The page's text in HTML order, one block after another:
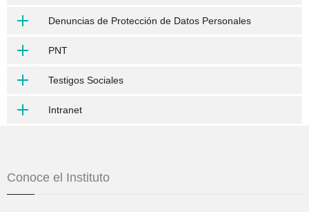
Denuncias de Protección de Datos Personales
PNT
Testigos Sociales
Intranet
Conoce el Instituto